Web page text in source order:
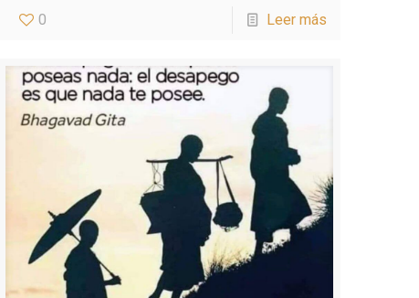
0 Leer más